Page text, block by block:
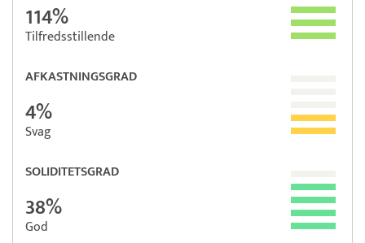
114%
Tilfredsstillende
AFKASTNINGSGRAD
4%
Svag
SOLIDITETSGRAD
38%
God